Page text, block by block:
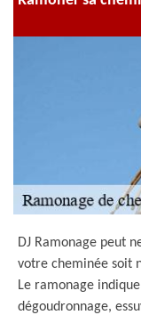
DJ Ramonage peut
votre cheminée soit
Le ramonage
dégoudronnage,